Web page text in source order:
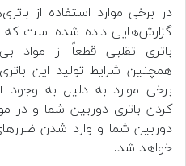
در برخی موارد استفاده از
گزارش‌هایی داده شده است
باتری تقلبی قطعاً از
همچنین شرایط تولید این
برخی موارد به دلیل به وجود
کردن باتری دوربین شما و در
دوربین شما و وارد شدن
خواهد شد.